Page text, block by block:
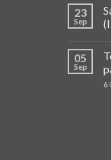
23
Sep
05
Sep
6